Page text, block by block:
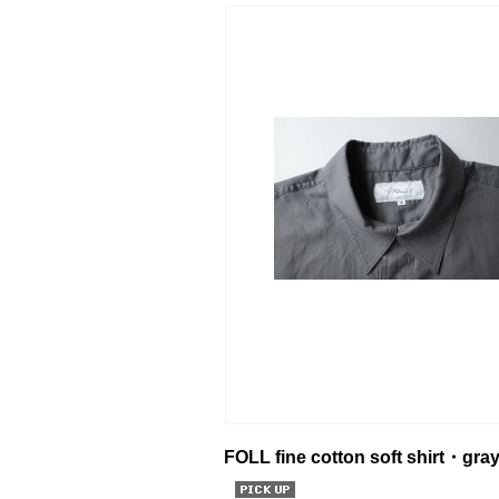
FOLL fine cotton soft shirt・gray